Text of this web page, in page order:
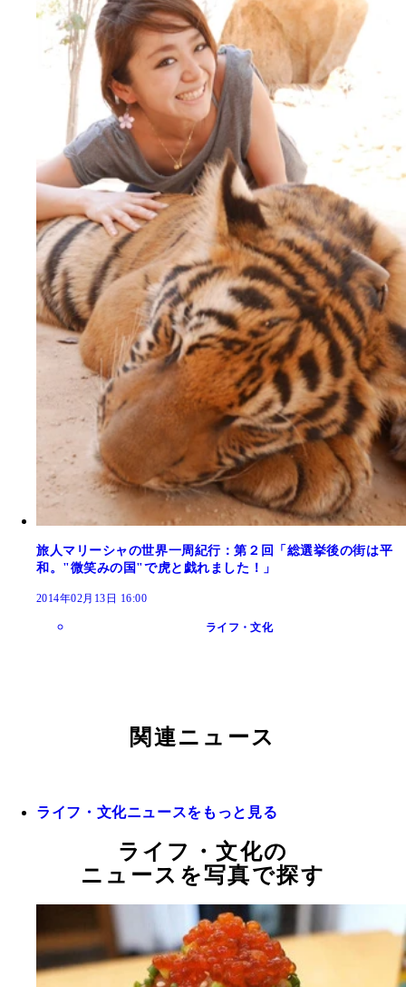
旅人マリーシャの世界一周紀行：第２回「総選挙後の街は平
和。"微笑みの国"で虎と戯れました！」
2014年02月13日 16:00
ライフ・文化
関連ニュース
ライフ・文化ニュースをもっと見る
ライフ・文化の
ニュースを写真で探す